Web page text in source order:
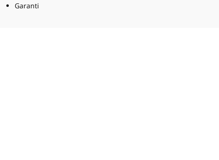
Garanti